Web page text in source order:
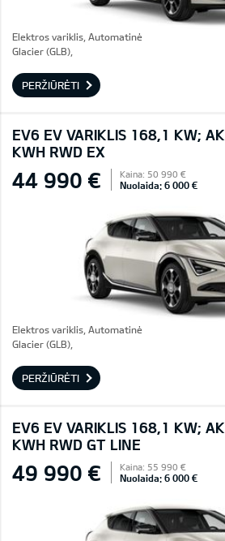
Elektros variklis, Automatinė
Glacier (GLB),
PERŽIŪRĖTI
EV6 EV VARIKLIS 168,1 KW;
KWH RWD EX
44 990 € Kaina: 50 990 €
Nuolaida: 6 000 €
Elektros variklis, Automatinė
Glacier (GLB),
PERŽIŪRĖTI
EV6 EV VARIKLIS 168,1 KW;
KWH RWD GT LINE
49 990 € Kaina: 55 990 €
Nuolaida: 6 000 €